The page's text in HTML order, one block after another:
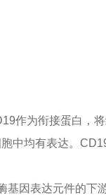
作为衔接蛋白，
中均有表达。
基因表达元件的下